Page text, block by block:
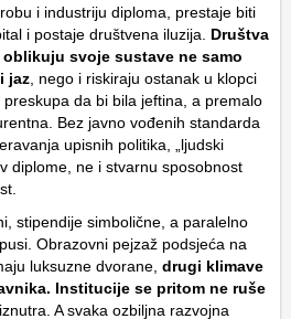
i industriju diploma, prestaje biti
i postaje društvena iluzija.
Društva
svoje sustave ne samo
jaz , nego i riskiraju ostanak u klopci
da bi bila jeftina, a premalo
Bez javno vođenih standarda
upisnih politika, „ljudski
diplome, ne i stvarnu sposobnost
stipendije simbolične, a paralelno
Obrazovni pejzaž podsjeća na
luksuzne dvorane, drugi klimave
Institucije se pritom ne ruše
A svaka ozbiljna razvojna